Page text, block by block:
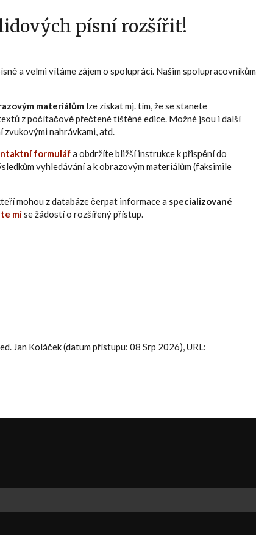
písní rozšířit!
a velmi vítáme zájem o spolupráci. Našim spolupracovníkům
materiálům lze získat mj. tím, že se stanete
z počítačově přečtené tištěné edice. Možné jsou i další
zvukovými nahrávkami, atd.
formulářa obdržíte bližší instrukce k přispění do
vyhledávání a k obrazovým materiálům (faksimile
mohou z databáze čerpat informace a specializované
mise žádostí o rozšířený přístup.
Jan Koláček (datum přístupu: 08 Srp 2026), URL: